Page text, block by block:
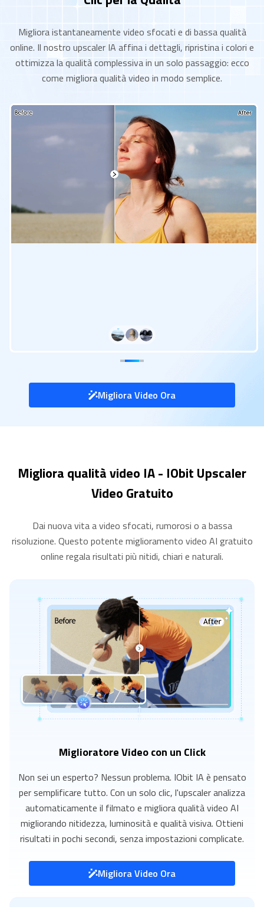
Migliora istantaneamente video sfocati e di bassa qualità
online. Il nostro upscaler IA affina i dettagli, ripristina i colori e
ottimizza la qualità complessiva in un solo passaggio: ecco
come migliora qualità video in modo semplice.
Migliora Video Ora
Migliora qualità video IA - IObit Upscaler
Video Gratuito
Dai nuova vita a video sfocati, rumorosi o a bassa
risoluzione. Questo potente miglioramento video AI gratuito
online regala risultati più nitidi, chiari e naturali.
Miglioratore Video con un Click
Non sei un esperto? Nessun problema. IObit IA è pensato
per semplificare tutto. Con un solo clic, l'upscaler analizza
automaticamente il filmato e migliora qualità video AI
migliorando nitidezza, luminosità e qualità visiva. Ottieni
risultati in pochi secondi, senza impostazioni complicate.
Migliora Video Ora